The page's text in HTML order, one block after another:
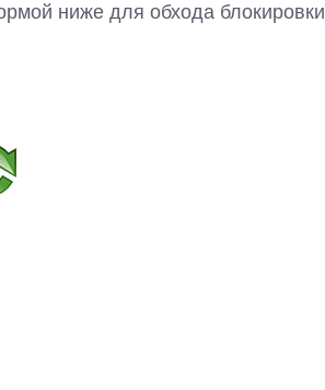
ниже для обхода блокировки